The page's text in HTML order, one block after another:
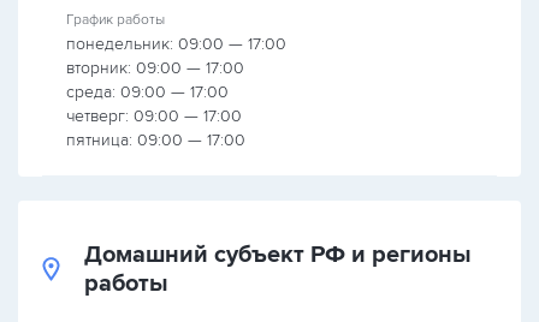
График работы
понедельник: 09:00 — 17:00
вторник: 09:00 — 17:00
среда: 09:00 — 17:00
четверг: 09:00 — 17:00
пятница: 09:00 — 17:00
Домашний субъект РФ и регионы
работы